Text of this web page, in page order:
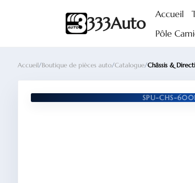
333Auto Accueil
Pôle
Accueil/Boutique de pièces auto/Catalogue/Châssis &
SPU-CHS-